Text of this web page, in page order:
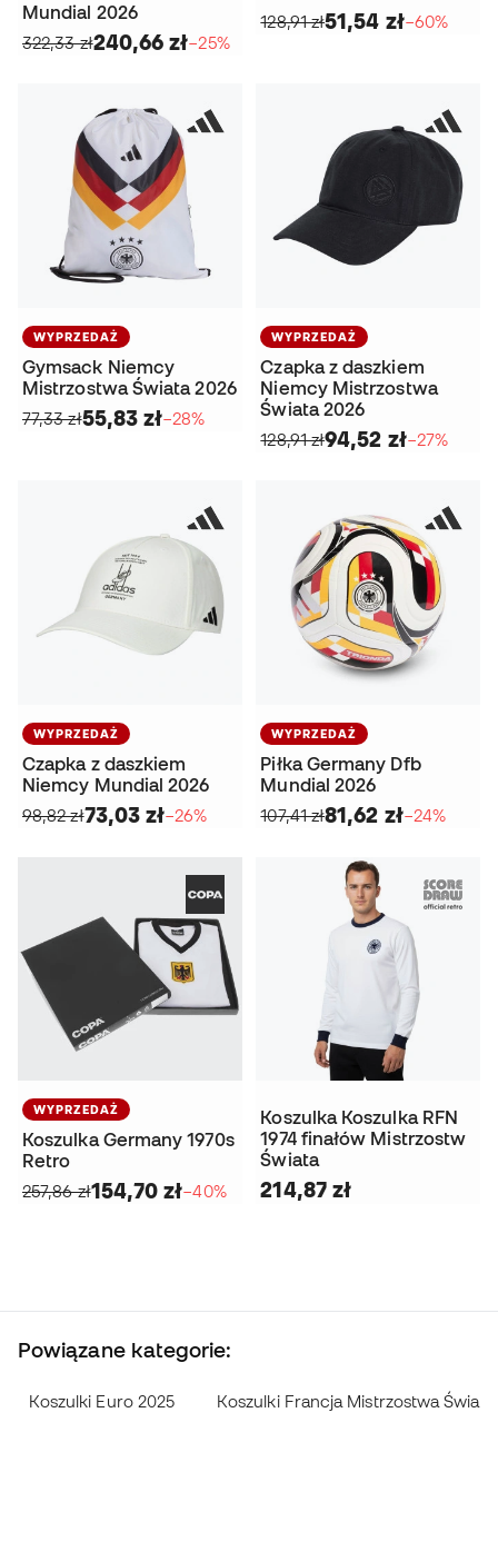
Mundial 2026
322,33 zł240,66 zł−25%
128,91 zł51,54 zł−60%
WYPRZEDAŻ
Gymsack Niemcy
Mistrzostwa Świata 2026
77,33 zł55,83 zł−28%
WYPRZEDAŻ
Czapka z daszkiem
Niemcy Mistrzostwa
Świata 2026
128,91 zł94,52 zł−27%
WYPRZEDAŻ
Czapka z daszkiem
Niemcy Mundial 2026
98,82 zł73,03 zł−26%
WYPRZEDAŻ
Piłka Germany Dfb
Mundial 2026
107,41 zł81,62 zł−24%
WYPRZEDAŻ
Koszulka Germany 1970s
Retro
257,86 zł154,70 zł−40%
Koszulka Koszulka RFN
1974 finałów Mistrzostw
Świata
214,87 zł
Powiązane kategorie:
Koszulki Euro 2025 Koszulki Francja Mistrzostwa Świata